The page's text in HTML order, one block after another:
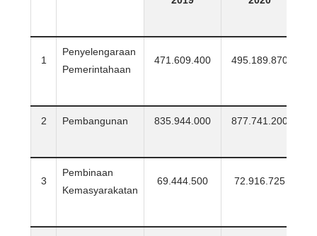
1
Penyelengaraan
Pemerintahaan
471.609.400 495.189.870
2 Pembangunan 835.944.000 877.741.200
3
Pembinaan
Kemasyarakatan
69.444.500 72.916.725